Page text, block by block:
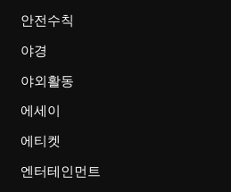
안전수칙
야경
야외활동
에세이
에티켓
엔터테인먼트